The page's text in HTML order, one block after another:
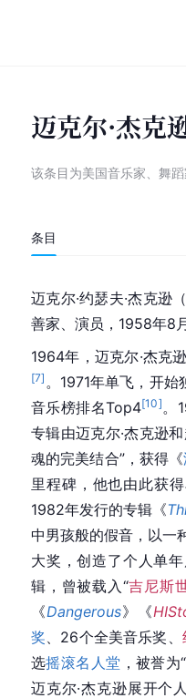
迈克尔·杰克
该条目为美国音乐家、舞
条目
迈克尔·约瑟夫·杰克
善家、演员，1958年8
1964年，迈克尔·杰克
[7] 。1971年单飞，开
音乐榜排名Top4[10] 。
专辑由迈克尔·杰克逊
魂的完美结合”，获得《
里程碑，他也由此获
1982年发行的专辑《
中男孩般的假音，以一
大奖，创造了个人单
辑，曾被载入“吉尼斯
《Dangerous》《
奖 、26个全美音乐奖
选摇滚名人堂 ，被誉为“
迈克尔·杰克逊展开个